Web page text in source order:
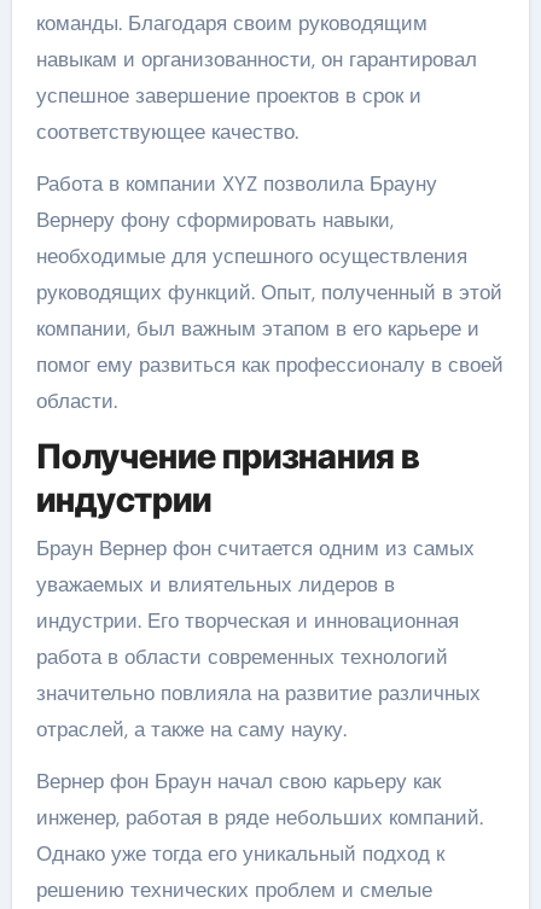
команды. Благодаря своим руководящим
навыкам и организованности, он гарантировал
успешное завершение проектов в срок и
соответствующее качество.
Работа в компании XYZ позволила Брауну
Вернеру фону сформировать навыки,
необходимые для успешного осуществления
руководящих функций. Опыт, полученный в этой
компании, был важным этапом в его карьере и
помог ему развиться как профессионалу в своей
области.
Получение признания в
индустрии
Браун Вернер фон считается одним из самых
уважаемых и влиятельных лидеров в
индустрии. Его творческая и инновационная
работа в области современных технологий
значительно повлияла на развитие различных
отраслей, а также на саму науку.
Вернер фон Браун начал свою карьеру как
инженер, работая в ряде небольших компаний.
Однако уже тогда его уникальный подход к
решению технических проблем и смелые